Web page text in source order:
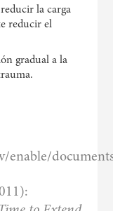
la carga
reducir el
gradual a la
enable/